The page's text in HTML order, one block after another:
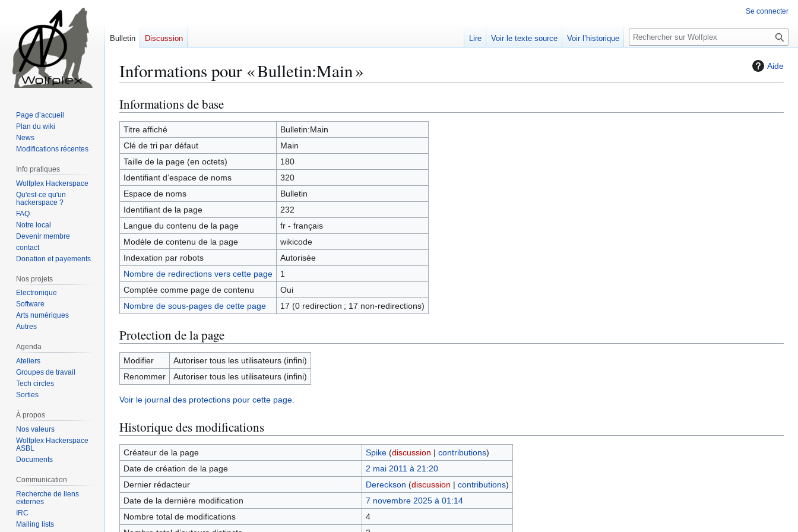
Aide
Informations pour « Bulletin:Main »
Aller
à
la
navigation
Aller
à
la
recherche
Informations de base
Titre affiché
Bulletin:Main
Clé de tri par défaut
Main
Taille de la page (en octets)
180
Identifiant dʼespace de noms
320
Espace de noms
Bulletin
Identifiant de la page
232
Langue du contenu de la page
fr - français
Modèle de contenu de la page
wikicode
Indexation par robots
Autorisée
Nombre de redirections vers cette page
1
Comptée comme page de contenu
Oui
Nombre de sous-pages de cette page
17 (0 redirection ; 17 non-redirections)
Protection de la page
Modifier
Autoriser tous les utilisateurs (infini)
Renommer
Autoriser tous les utilisateurs (infini)
Voir le journal des protections pour cette page.
Historique des modifications
Créateur de la page Spike (discussion | contributions)
Date de création de la page
2 mai 2011 à 21:20
Dernier rédacteur
Dereckson (discussion | contributions)
Date de la dernière modification
7 novembre 2025 à 01:14
Nombre total de modifications
4
Se connecter
Bulletin Discussion Lire Voir le texte source Voir l’historique
R
e
e
c
Page d’accueil
Plan du wiki
News
Modifications récentes
Info pratiques
Wolfplex Hackerspace
Qu'est-ce qu'un
hackerspace ?
FAQ
Notre local
Devenir membre
contact
Donation et payements
Nos projets
Electronique
Software
Arts numériques
Autres
Agenda
Ateliers
Groupes de travail
Tech circles
Sorties
À propos
Nos valeurs
Wolfplex Hackerspace
ASBL
Documents
Communication
Recherche de liens
externes
IRC
Mailing lists